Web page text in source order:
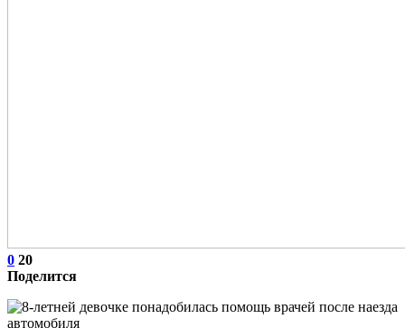
0 20
Поделится